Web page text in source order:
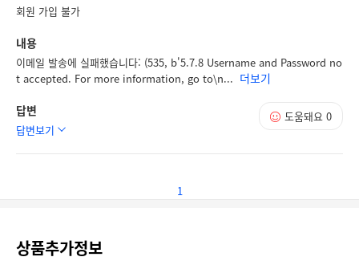
회원 가입 불가
내용
이메일 발송에 실패했습니다: (535, b'5.7.8 Username and Password no
t accepted. For more information, go to\n... 더보기
도움돼요 0
답변
답변보기
1
상품추가정보